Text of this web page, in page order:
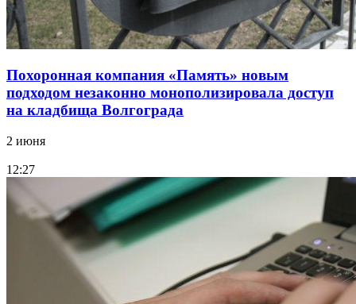
Похоронная компания «Память» новым
подходом незаконно монополизировала доступ
на кладбища Волгограда
2 июня
12:27